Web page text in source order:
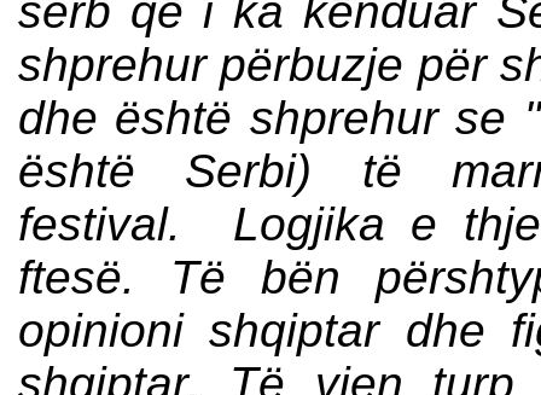
serb që i ka kënduar
shprehur përbuzje për
dhe është shprehur se
është Serbi) të
festival. Logjika e
ftesë. Të bën
opinioni shqiptar dhe
shqiptar. Të vjen